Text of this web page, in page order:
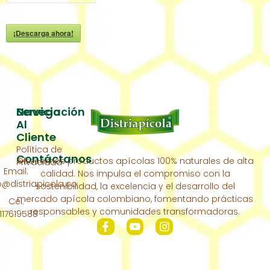
¡Descarga ahora!
Ofrecemos productos apícolas 100% naturales de alta
calidad. Nos impulsa el compromiso con la
sostenibilidad, la excelencia y el desarrollo del
mercado apícola colombiano, fomentando prácticas
responsables y comunidades transformadoras.
Servicio
Al
Cliente
Política de
Privacidad
Navegación
Inicio
Acerca
De
Nosotros
Nuestra
Colmena
Contáctanos
Contáctanos
Email:
Cel: